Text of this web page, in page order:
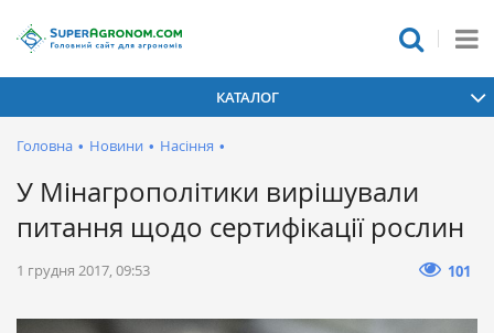
КАТАЛОГ
Головна • Новини • Насіння •
У Мінагрополітики вирішували
питання щодо сертифікації рослин
1 грудня 2017, 09:53 101